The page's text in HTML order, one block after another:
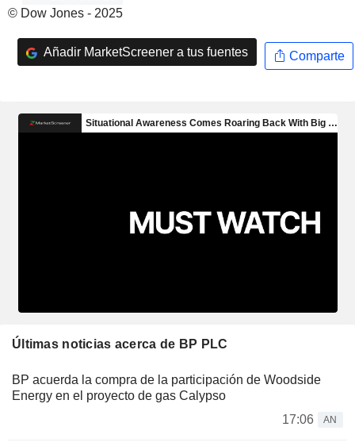
© Dow Jones - 2025
Añadir MarketScreener a tus fuentes Comparte
Últimas noticias acerca de BP PLC
BP acuerda la compra de la participación de Woodside
Energy en el proyecto de gas Calypso
17:06
AN